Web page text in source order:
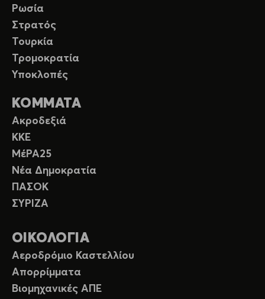
Ρωσία
Στρατός
Τουρκία
Τρομοκρατία
Υποκλοπές
ΚΟΜΜΑΤΑ
Ακροδεξιά
ΚΚΕ
ΜέΡΑ25
Νέα Δημοκρατία
ΠΑΣΟΚ
ΣΥΡΙΖΑ
ΟΙΚΟΛΟΓΙΑ
Αεροδρόμιο Καστελλίου
Απορρίμματα
Βιομηχανικές ΑΠΕ